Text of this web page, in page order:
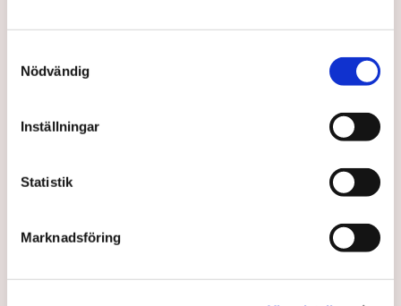
Nödvändig
Inställningar
Statistik
Marknadsföring